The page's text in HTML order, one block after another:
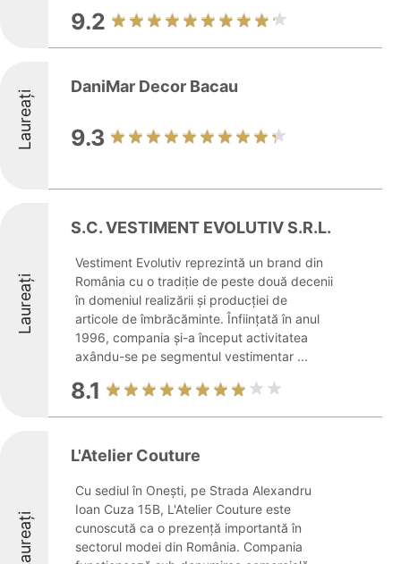
9.2
Laureați
DaniMar Decor Bacau
9.3
Laureați
S.C. VESTIMENT EVOLUTIV S.R.L.
Vestiment Evolutiv reprezintă un brand din
România cu o tradiție de peste două decenii
în domeniul realizării și producției de
articole de îmbrăcăminte. Înființată în anul
1996, compania și-a început activitatea
axându-se pe segmentul vestimentar ...
8.1
Laureați
L'Atelier Couture
Cu sediul în Onești, pe Strada Alexandru
Ioan Cuza 15B, L'Atelier Couture este
cunoscută ca o prezență importantă în
sectorul modei din România. Compania